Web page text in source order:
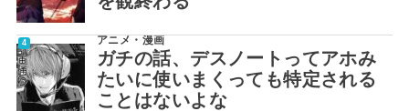
アニメ・漫画
ガチの話、デスノートってアホみ
たいに使いまくっても特定される
ことはないよな